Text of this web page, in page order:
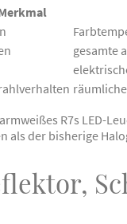
gesamte
R7s LED-
als der bisherige